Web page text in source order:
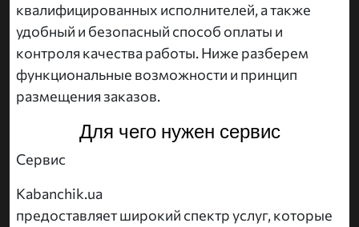
квалифицированных исполнителей, а также
удобный и безопасный способ оплаты и
контроля качества работы. Ниже разберем
функциональные возможности и принцип
размещения заказов.
Для чего нужен сервис
Сервис
Kabanchik.ua
предоставляет широкий спектр услуг, которые